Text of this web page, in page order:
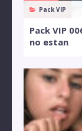
Pack VIP
Pack VIP
no estan